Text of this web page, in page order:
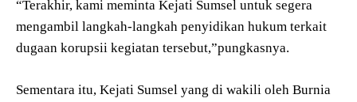
“Terakhir, kami meminta Kejati Sumsel untuk segera
mengambil langkah-langkah penyidikan hukum terkait
dugaan korupsii kegiatan tersebut,”pungkasnya.
Sementara itu, Kejati Sumsel yang di wakili oleh Burnia